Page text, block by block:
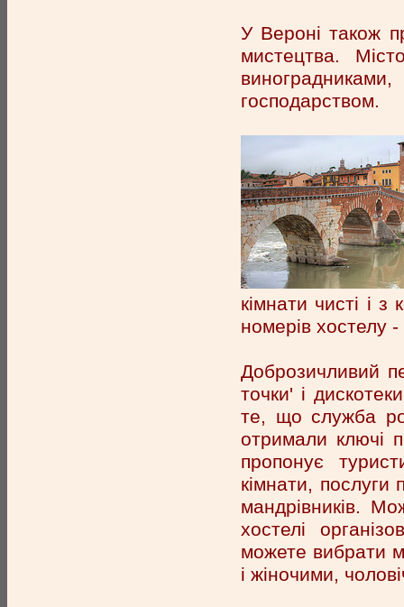
У Вероні також
мистецтва.
господарством.
кімнати чисті і
номерів хостелу
Доброзичливий
точки' і
те, що служба
отримали ключі
пропонує
кімнати, послуги
мандрівників.
хостелі
можете вибрати
і жіночими,